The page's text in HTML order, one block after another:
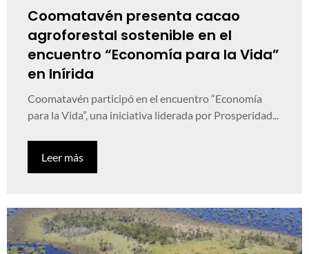
Coomatavén presenta cacao
agroforestal sostenible en el
encuentro “Economía para la Vida”
en Inírida
Coomatavén participó en el encuentro “Economía
para la Vida”, una iniciativa liderada por Prosperidad...
Leer más